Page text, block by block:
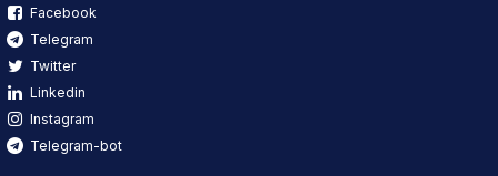
Facebook
Telegram
Twitter
Linkedin
Instagram
Telegram-bot